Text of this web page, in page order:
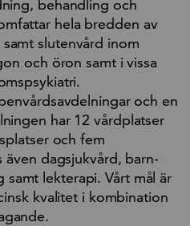
behandling och
hela bredden av
slutenvård inom
och öron samt i vissa
och en
har 12 vårdplatser
och fem
även dagsjukvård, barn-
lekterapi. Vårt mål är
kvalitet i kombination